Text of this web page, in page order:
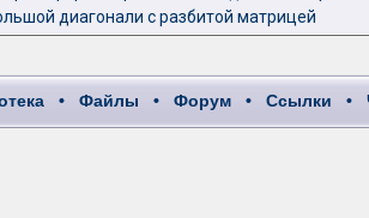
диагонали с разбитой матрицей
• Файлы • Форум • Ссылки •